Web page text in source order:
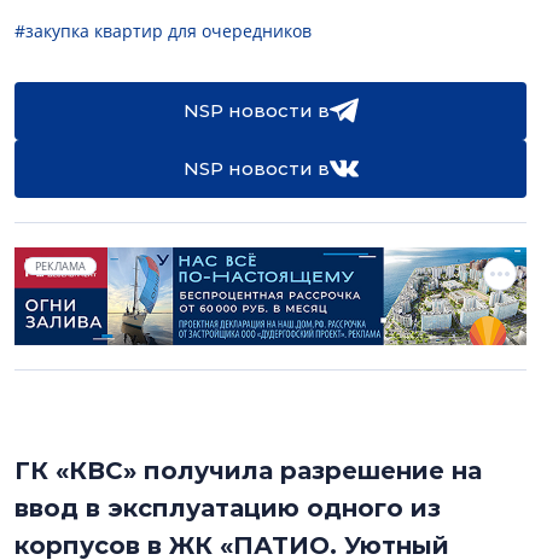
#закупка квартир для очередников
NSP новости в
NSP новости в
РЕКЛАМА
ГК «КВС» получила разрешение на
ввод в эксплуатацию одного из
корпусов в ЖК «ПАТИО. Уютный